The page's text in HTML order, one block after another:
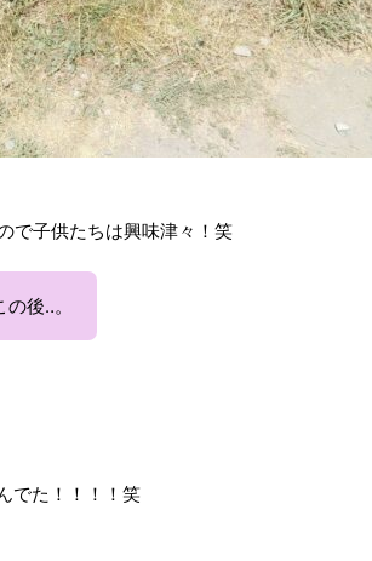
で子供たちは興味津々！笑
後‥。
でた！！！！笑